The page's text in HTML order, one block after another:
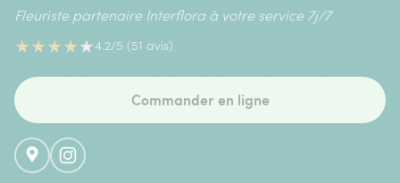
Fleuriste partenaire Interflora à votre service 7j/7
★★★★★4.2/5 (51 avis)
Commander en ligne